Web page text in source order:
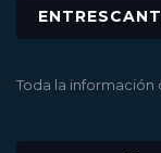
Toda la información